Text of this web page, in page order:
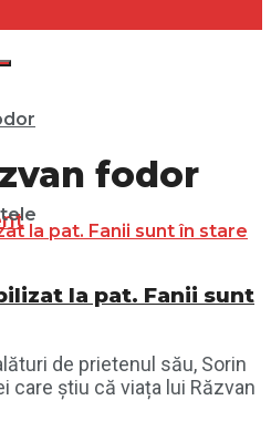
fodor
la pat. Fanii sunt
de prietenul său, Sorin
care știu că viața lui Răzvan